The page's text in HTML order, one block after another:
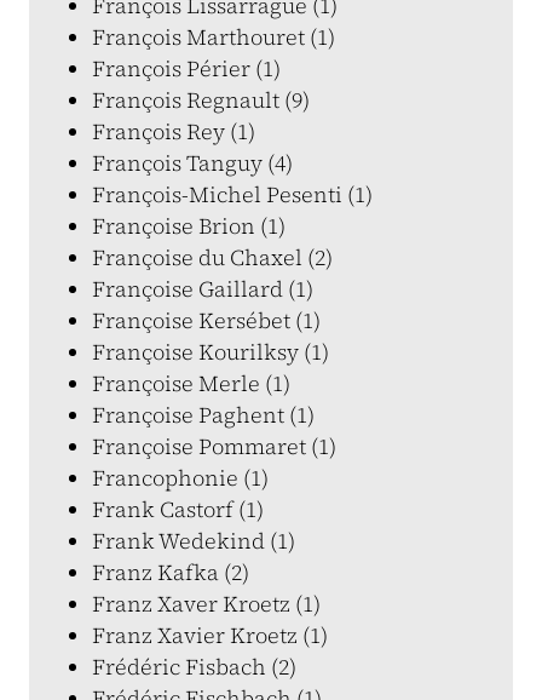
François Marthouret (1)
François Périer (1)
François Regnault (9)
François Rey (1)
François Tanguy (4)
François-Michel Pesenti (1)
Françoise Brion (1)
Françoise du Chaxel (2)
Françoise Gaillard (1)
Françoise Kersébet (1)
Françoise Kourilksy (1)
Françoise Merle (1)
Françoise Paghent (1)
Françoise Pommaret (1)
Francophonie (1)
Frank Castorf (1)
Frank Wedekind (1)
Franz Kafka (2)
Franz Xaver Kroetz (1)
Franz Xavier Kroetz (1)
Frédéric Fisbach (2)